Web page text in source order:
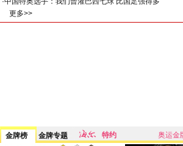
更多>>
金牌榜 金牌专题 特约
奥运金